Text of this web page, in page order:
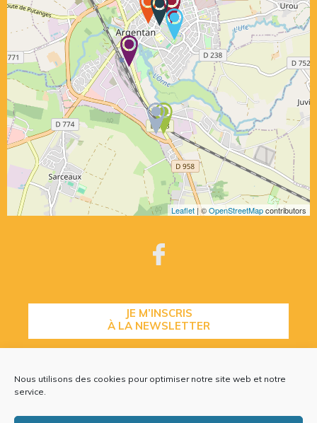
Nous utilisons des cookies pour optimiser notre site web et notre
service.
Leaflet | ©OpenStreetMapcontributors
JE M’INSCRIS
À LA NEWSLETTER